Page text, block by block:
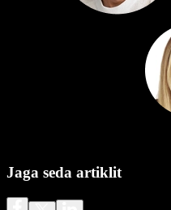
Jaga seda artiklit